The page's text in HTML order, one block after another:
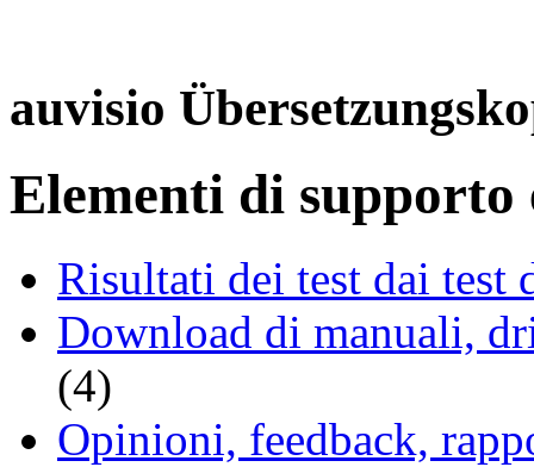
auvisio
Elementi di supporto
Risultati dei test dai
Download di manuali,
(4)
Opinioni, feedback,